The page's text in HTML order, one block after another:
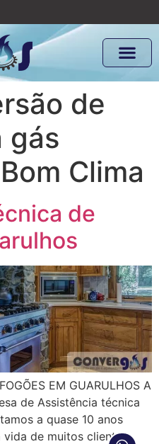
de
gás
Clima
de
EM GUARULHOS A
de Assistência técnica
a quase 10 anos
de muitos clientes.